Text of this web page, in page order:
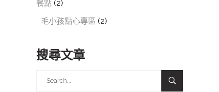
餐點 (2)
毛小孩點心專區 (2)
搜尋文章